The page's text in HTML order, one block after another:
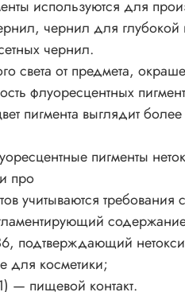
используются для
чернил для глубокой
чернил.
света от предмета,
флуоресцентных
пигмента выглядит
пигменты
про
учитываются
подтверждающий
для косметики;
— пищевой контакт.